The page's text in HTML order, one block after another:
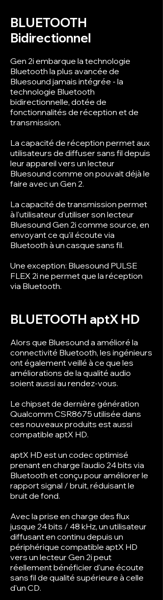
BLUETOOTH
Bidirectionnel
Gen 2i embarque la technologie
Bluetooth la plus avancée de
Bluesound jamais intégrée - la
technologie Bluetooth
bidirectionnelle, dotée de
fonctionnalités de réception et de
transmission.
La capacité de réception permet aux
utilisateurs de diffuser sans fil depuis
leur appareil vers un lecteur
Bluesound comme on pouvait déjà le
faire avec un Gen 2.
La capacité de transmission permet
à l'utilisateur d'utiliser son lecteur
Bluesound Gen 2i comme source, en
envoyant ce qu'il écoute via
Bluetooth à un casque sans fil.
Une exception: Bluesound PULSE
FLEX 2i ne permet que la réception
via Bluetooth.
BLUETOOTH aptX HD
Alors que Bluesound a amélioré la
connectivité Bluetooth, les ingénieurs
ont également veillé à ce que les
améliorations de la qualité audio
soient aussi au rendez-vous.
Le chipset de dernière génération
Qualcomm CSR8675 utilisée dans
ces nouveaux produits est aussi
compatible aptX HD.
aptX HD est un codec optimisé
prenant en charge l'audio 24 bits via
Bluetooth et conçu pour améliorer le
rapport signal / bruit, réduisant le
bruit de fond.
Avec la prise en charge des flux
jusque 24 bits / 48 kHz, un utilisateur
diffusant en continu depuis un
périphérique compatible aptX HD
vers un lecteur Gen 2i peut
réellement bénéficier d'une écoute
sans fil de qualité supérieure à celle
d'un CD.